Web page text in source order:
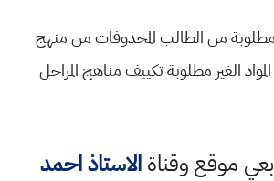
مطلوبة من الطالب المحذوفات من منهج
الاول ابتدائي 2021 المواد الغير مطلوبة تكييف مناهج المراحل
موقع وقناةالاستاذ احمد